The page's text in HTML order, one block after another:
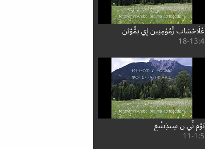
عْلَاحْسَاب ڒْمُوْمِنِين إِي يمُّوْثن
4:⁧13⁩-18
يَوْم نِّي ن سِيذِيثْنغ
5:⁧1⁩-11